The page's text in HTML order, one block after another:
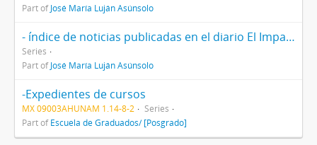
Part ofJosé María Luján Asúnsolo
- índice de noticias publicadas en el diario El Imparcial
Series
Part ofJosé María Luján Asúnsolo
-Expedientes de cursos
MX 09003AHUNAM 1.14-8-2
Series
Part ofEscuela de Graduados/ [Posgrado]